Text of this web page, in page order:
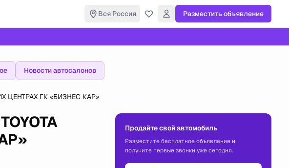
Вся Россия Разместить объявление
Новости автосалонов
ЦЕНТРАХ ГК «БИЗНЕС КАР»
Продайте свой автомобиль
Разместите бесплатное объявление и
получите первые звонки уже сегодня.